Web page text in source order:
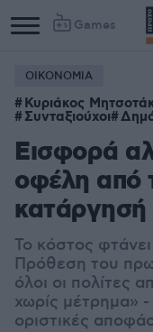
Games
ΟΙΚΟΝΟΜΙΑ
Κυριάκος
Συνταξιούχοι
Εισφορά
οφέλη από
κατάργησή
Το κόστος
Πρόθεση του
όλοι οι πολίτες
χωρίς μέτρημα»
οριστικές